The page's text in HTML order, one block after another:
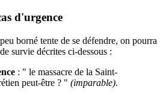
d'urgence
borné tente de se défendre, on pourra
survie décrites ci-dessous :
: " le massacre de la Saint-
peut-être ? " (imparable).